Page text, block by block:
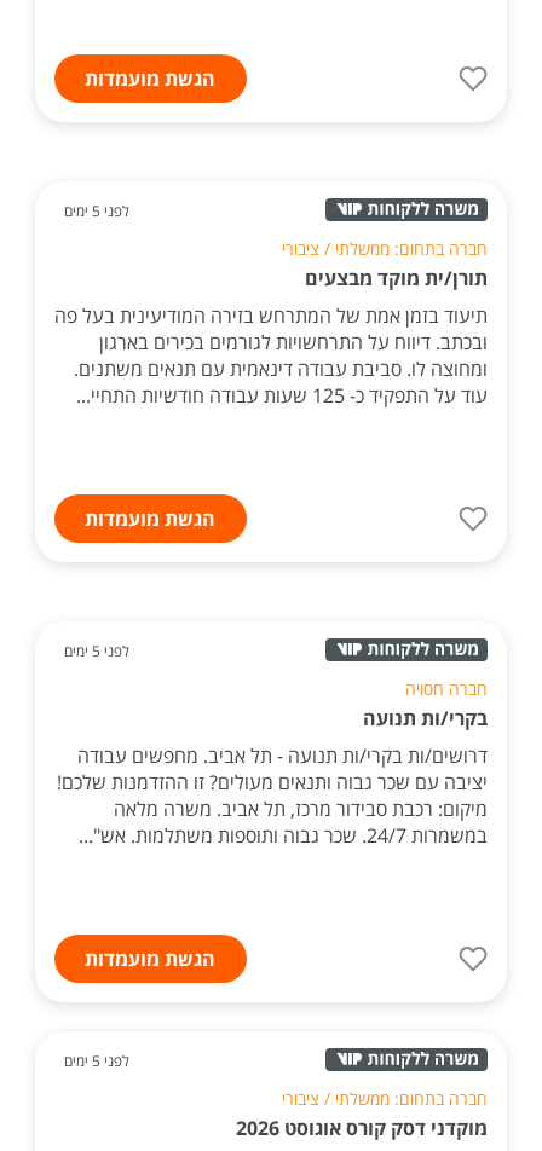
הגשת מועמדות
לפני 5 ימים
חברה בתחום: ממשלתי / ציבורי
תורן/ית מוקד מבצעים
תיעוד בזמן אמת של המתרחש בזירה המודיעינית בעל פה
ובכתב. דיווח על התרחשויות לגורמים בכירים בארגון
ומחוצה לו. סביבת עבודה דינאמית עם תנאים משתנים.
עוד על התפקיד כ- 125 שעות עבודה חודשיות התחיי...
הגשת מועמדות
לפני 5 ימים
חברה חסויה
בקרי/ות תנועה
דרושים/ות בקרי/ות תנועה - תל אביב. מחפשים עבודה
יציבה עם שכר גבוה ותנאים מעולים? זו ההזדמנות שלכם!
מיקום: רכבת סבידור מרכז, תל אביב. משרה מלאה
במשמרות 24/7. שכר גבוה ותוספות משתלמות. אש"...
הגשת מועמדות
לפני 5 ימים
חברה בתחום: ממשלתי / ציבורי
מוקדני דסק קורס אוגוסט 2026